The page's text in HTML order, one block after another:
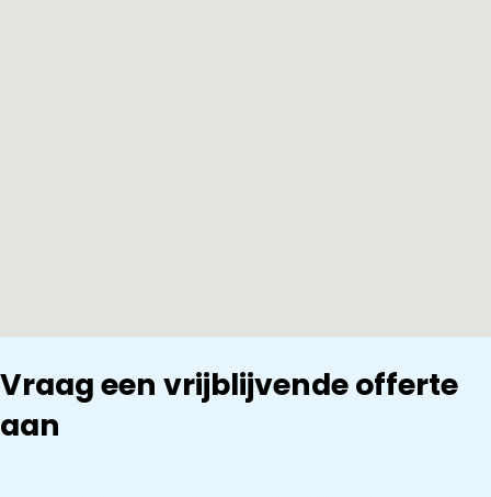
Vraag een vrijblijvende offerte
aan